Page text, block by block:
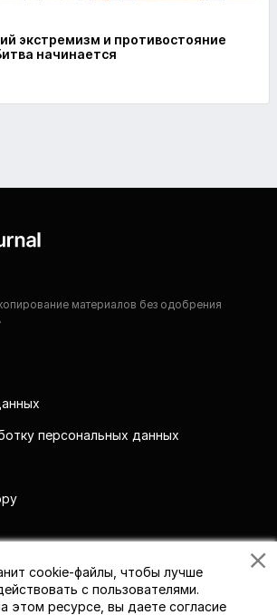
экстремизм и противостояние
начинается
материалов без одобрения
персональных данных
cookie-файлы, чтобы лучше
с пользователями.
этом ресурсе, вы даете согласие